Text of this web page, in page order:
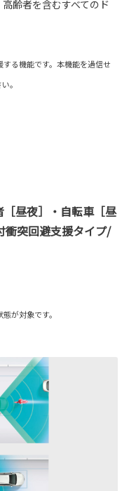
齢者を含むすべてのド
る機能です。本機能を過信せ
。
昼夜］・自転車［昼
衝突回避支援タイプ/
が対象です。